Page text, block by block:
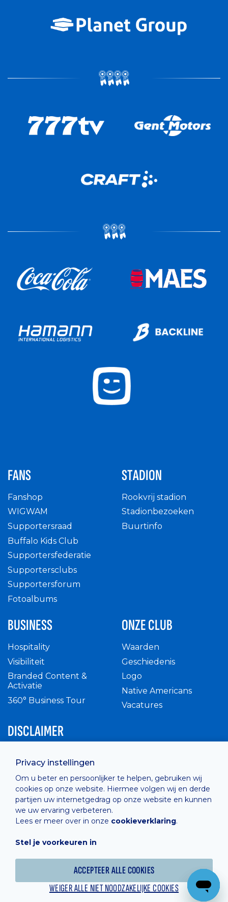
Privacy instellingen
Om u beter en persoonlijker te helpen, gebruiken wij
cookies op onze website. Hiermee volgen wij en derde
partijen uw internetgedrag op onze website en kunnen
we uw ervaring verbeteren.
Lees er meer over in onze cookieverklaring.
Stel je voorkeuren in
ACCEPTEER ALLE COOKIES
WEIGER ALLE NIET NOODZAKELIJKE COOKIES
FANS
Fanshop
WIGWAM
Supportersraad
Buffalo Kids Club
Supportersfederatie
Supportersclubs
Supportersforum
Fotoalbums
STADION
Rookvrij stadion
Stadionbezoeken
Buurtinfo
BUSINESS
Hospitality
Visibiliteit
Branded Content &
Activatie
360° Business Tour
ONZE CLUB
Waarden
Geschiedenis
Logo
Native Americans
Vacatures
DISCLAIMER
Privacy Policy
Cashless
verkoopsvoorwaarden
Cookie Policy
Hosted by Combell
Powered online by